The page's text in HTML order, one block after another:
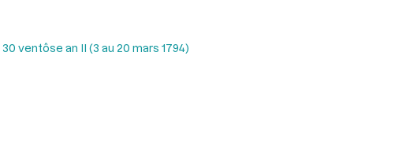
30 ventôse an II (3 au 20 mars 1794)